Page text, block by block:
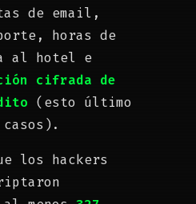
de email,
horas de
al hotel e
cifrada de
(esto último
los hackers